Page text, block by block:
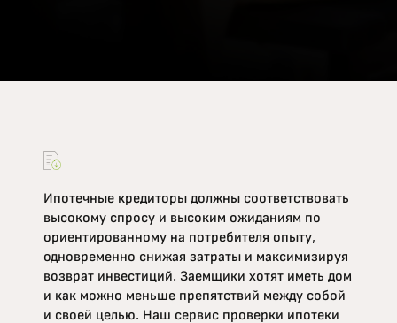
Ипотечные кредиторы должны соответствовать
высокому спросу и высоким ожиданиям по
ориентированному на потребителя опыту,
одновременно снижая затраты и максимизируя
возврат инвестиций. Заемщики хотят иметь дом
и как можно меньше препятствий между собой
и своей целью. Наш сервис проверки ипотеки